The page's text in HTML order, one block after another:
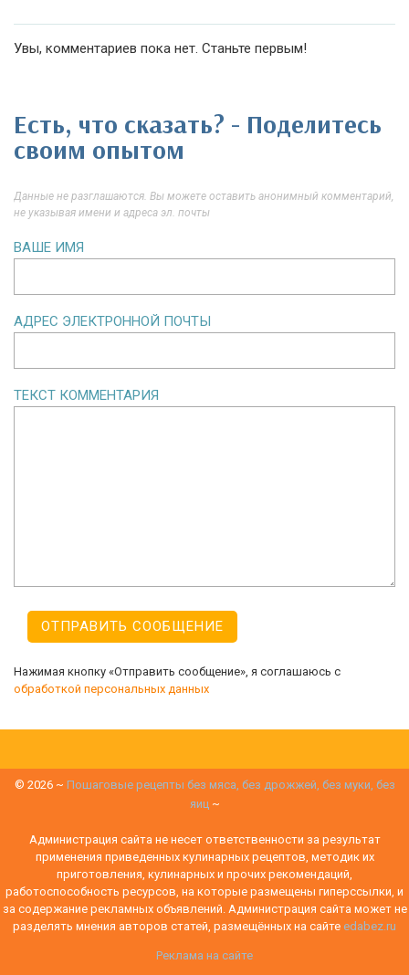
Увы, комментариев пока нет. Станьте первым!
Есть, что сказать? - Поделитесь
своим опытом
Данные не разглашаются. Вы можете оставить анонимный комментарий,
не указывая имени и адреса эл. почты
ВАШЕ ИМЯ
АДРЕС ЭЛЕКТРОННОЙ ПОЧТЫ
ТЕКСТ КОММЕНТАРИЯ
Нажимая кнопку «Отправить сообщение», я соглашаюсь с
обработкой персональных данных
© 2026~ Пошаговые рецепты без мяса, без дрожжей, без муки, без
яиц ~
Администрация сайта не несет ответственности за результат
применения приведенных кулинарных рецептов, методик их
приготовления, кулинарных и прочих рекомендаций,
работоспособность ресурсов, на которые размещены гиперссылки, и
за содержание рекламных объявлений. Администрация сайта может не
разделять мнения авторов статей, размещённых на сайте edabez.ru
Реклама на сайте